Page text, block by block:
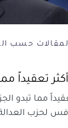
حسب
تعقيداً
مما تبدو
لحزب العدالة